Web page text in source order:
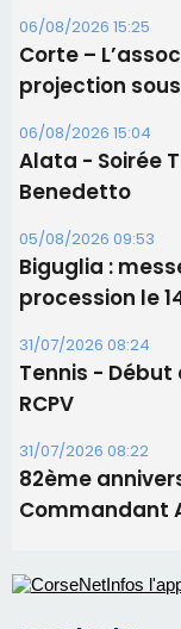
05/08/2026 09:53
Biguglia :
procession le
31/07/2026 08:24
Tennis -
RCPV
31/07/2026 08:22
82ème
Commandant
Les plus lus
Satine Nomary
Éclipse du 12
d'un spectacle
avant le concert